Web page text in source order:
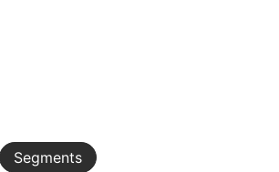
Segments